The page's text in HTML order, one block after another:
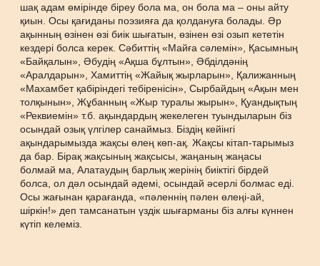
шақ адам өмірінде біреу бола ма, он бола ма – оны айту
қиын. Осы қағиданы поэзияға да қолдануға болады. Әр
ақынның өзінен өзі биік шығатын, өзінен өзі озып кететін
кездері болса керек. Сәбиттің «Майға сәлемін», Қасымның
«Байқалын», Әбудің «Ақша бұлтын», Әбділдәнің
«Аралдарын», Хамиттің «Жайық жырларын», Қалижанның
«Махамбет қабіріндегі тебіренісін», Сырбайдың «Ақын мен
толқынын», Жұбанның «Жыр туралы жырын», Қуандықтың
«Реквиемін» т.б. ақындардың жекелеген туындыларын біз
осындай озық үлгілер санаймыз. Біздің кейінгі
ақындарымызда жақсы өлең көп-ақ. Жақсы кітап-тарымыз
да бар. Бірақ жақсының жақсысы, жаңаның жаңасы
болмай ма, Алатаудың барлық жерінің биіктігі бірдей
болса, ол дәл осындай әдемі, осындай әсерлі болмас еді.
Осы жағынан қарағанда, «пәленнің пәлен өлеңі-ай,
шіркін!» деп тамсанатын үздік шығарманы біз алғы күннен
күтіп келеміз.